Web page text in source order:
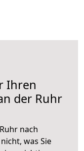
Ihren
der Ruhr
nach
was Sie